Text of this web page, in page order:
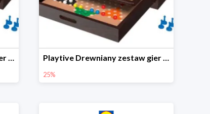
Playtive Drewniany zestaw gier 10 w 1 Playtive Drewniany zestaw gier 10 w 1
25%